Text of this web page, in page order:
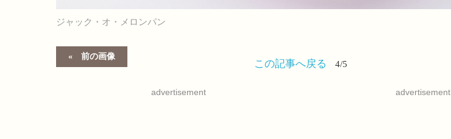
ジャック・オ・メロンパン
前の画像
この記事へ戻る 4/5
advertisement advertisement